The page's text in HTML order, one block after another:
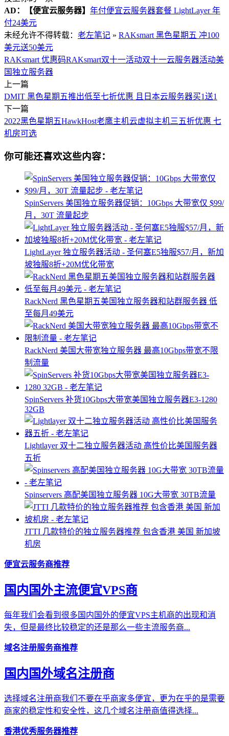
AD：
【便宜云服务器】 年付便宜云服务器套餐 LightLayer 年
付24美元
未经允许不得转载： 老左笔记 » RAKsmart 黑色星期五 冲100
美元送50美元
RAKsmart 优惠码RAKsmart双十一活动双十一云服务器活动美
国独立服务器
上一篇
DMIT 黑色星期五推出低至七折优惠 且日本云服务器买1送1
下一篇
2022黑色星期五HawkHost老鹰主机云虚拟主机三五折优惠 七
机房可选
你可能还喜欢这些内容：
SpinServers 美国独立服务器促销：10Gbps 大带宽仅 $99/
月，30T 流量起步
LightLayer 独立服务器活动 - 圣何塞E5独服$57/月，新加
坡独服8折+20M优化带宽
RackNerd 黑色星期五美国独立服务器和站群服务器 低
至每月49美元
RackNerd 美国大带宽独立服务器 最高10Gbps带宽不限
制流量
SpinServers 补货10Gbps大带宽美国独立服务器E3-1280
32GB
Lightlayer 双十二独立服务器活动 高性价比美国服务器
五折
Spinservers 高配美国独立服务器 10G大带宽 30TB流量
JTTI 几款特价的独立服务器推荐 包含香港 美国 新加坡
机房
便宜云服务商推荐
国内国外主流便宜VPS商
每年我们会看到很多国内国外的便宜VPS主机商的出现和消
失，但是最终比较稳定的还是那么一些主流服务商...
域名注册服务商推荐
国内国外域名注册商
选择域名注册商我们不要在乎商家多便宜，更为在乎的是需要
商家的稳定性和安全性，这几个域名注册商值得选择...
香港优秀服务器推荐